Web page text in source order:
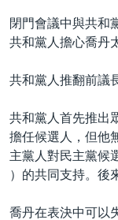
閉門會議中與共和
共和黨人擔心喬丹
共和黨人推翻前議
共和黨人首先推出
擔任候選人，但他
主黨人對民主黨候
）的共同支持。後
喬丹在表決中可以